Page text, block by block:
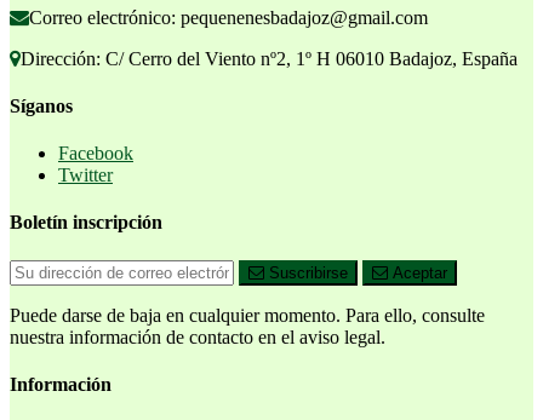
Correo electrónico: pequenenesbadajoz@gmail.com
Dirección: C/ Cerro del Viento nº2, 1º H 06010 Badajoz, España
Síganos
Facebook
Twitter
Boletín inscripción
Suscribirse Aceptar
Puede darse de baja en cualquier momento. Para ello, consulte
nuestra información de contacto en el aviso legal.
Información